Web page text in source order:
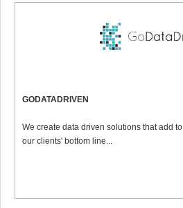
GODATADRIVEN
We create data driven solutions that add to
our clients' bottom line...